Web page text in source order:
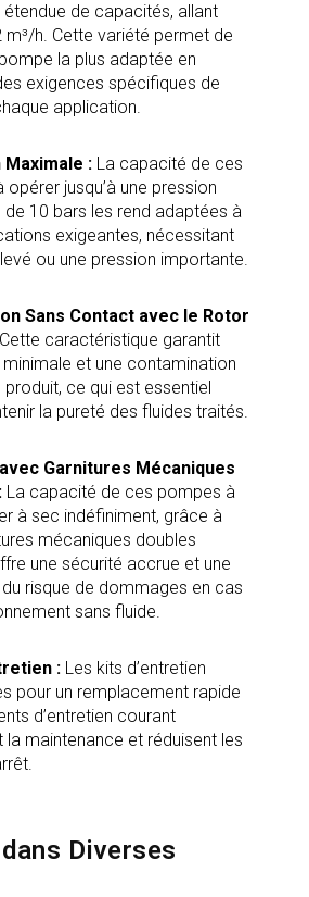
étendue de capacités, allant
m³/h. Cette variété permet de
la plus adaptée en
exigences spécifiques de
application.
: La capacité de ces
opérer jusqu’à une pression
de 10 bars les rend adaptées à
exigeantes, nécessitant
ou une pression importante.
Sans Contact avec le Rotor
Cette caractéristique garantit
minimale et une contamination
produit, ce qui est essentiel
la pureté des fluides traités.
Garnitures Mécaniques
La capacité de ces pompes à
à sec indéfiniment, grâce à
mécaniques doubles
une sécurité accrue et une
risque de dommages en cas
sans fluide.
: Les kits d’entretien
pour un remplacement rapide
d’entretien courant
la maintenance et réduisent les
Diverses